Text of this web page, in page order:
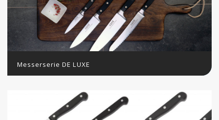
Messerserie DE LUXE